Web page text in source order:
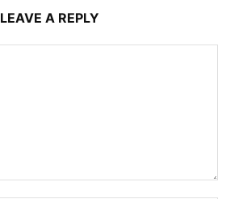
LEAVE A REPLY